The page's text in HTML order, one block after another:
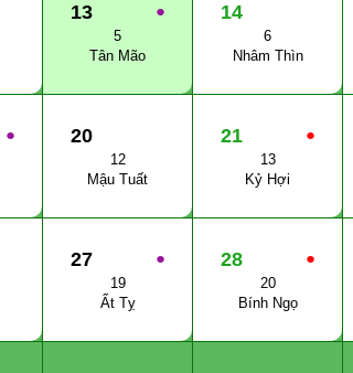
●
13
5
Tân Mão
14
6
Nhâm Thìn
● 20
12
Mậu Tuất
●
21
13
Kỷ Hợi
●
27
19
Ất Tỵ
●
28
20
Bính Ngọ